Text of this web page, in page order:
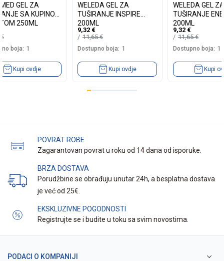
GEL ZA
KUPINOM
250ML
€
boja: 1
Kupi ovdje
WELEDA GEL ZA
TUŠIRANJE INSPIRE
200ML
9,32 €
11,65€
Dostupno boja: 1
Kupi ovdje
WELEDA GEL ZA
TUŠIRANJE
200ML
9,32 €
11,65€
Dostupno boja: 1
Kupi
POVRAT ROBE
Zagarantovan povrat u roku od 14 dana od isporuke.
BRZA DOSTAVA
Porudžbine se obrađuju unutar 24h, a besplatna dostava
je već od 25€.
EKSKLUZIVNE POGODNOSTI
Registrujte se i budite u toku sa svim novostima.
PODACI O KOMPANIJI